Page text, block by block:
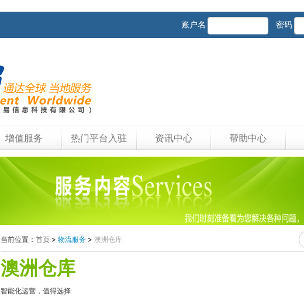
账户名 密码
增值服务 热门平台入驻 资讯中心 帮助中心
当前位置： 首页 > 物流服务 > 澳洲仓库
澳洲仓库
智能化运营，值得选择